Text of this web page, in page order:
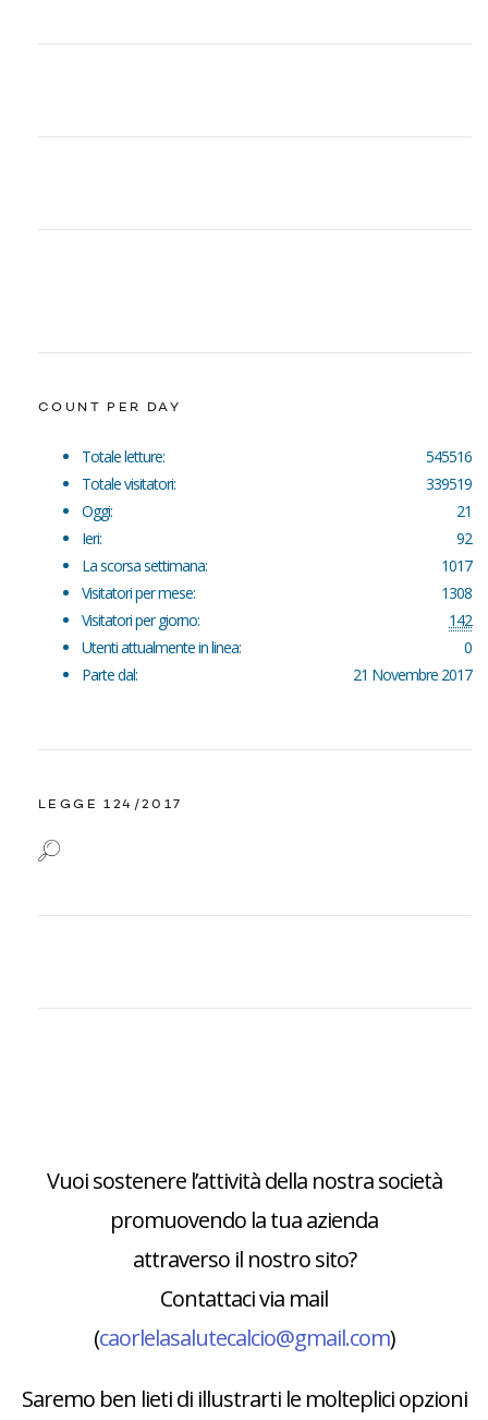
COUNT PER DAY
545516
Totale letture:
339519
Totale visitatori:
21
Oggi:
92
Ieri:
1017
La scorsa settimana:
1308
Visitatori per mese:
142
Visitatori per giorno:
0
Utenti attualmente in linea:
21 Novembre 2017
Parte dal:
LEGGE 124/2017
Vuoi sostenere l’attività della nostra società
promuovendo la tua azienda
attraverso il nostro sito?
Contattaci via mail
(caorlelasalutecalcio@gmail.com)
Saremo ben lieti di illustrarti le molteplici opzioni